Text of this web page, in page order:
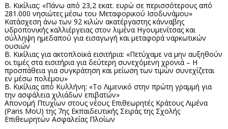
Β. Κικίλιας: «Πάνω από 23,2 εκατ. ευρώ σε περισσότερους από
281.000 νησιώτες μέσω του Μεταφορικού Ισοδυνάμου»
Κατάσχεση άνω των 92 κιλών ακατέργαστης κάνναβης
υδροπονικής καλλιέργειας στον λιμένα Ηγουμενίτσας και
σύλληψη ημεδαπού για εισαγωγή και μεταφορά ναρκωτικών
ουσιών
Β. Κικίλιας για ακτοπλοϊκά εισιτήρια: «Πετύχαμε να μην αυξηθούν
οι τιμές στα εισιτήρια για δεύτερη συνεχόμενη χρονιά – Η
προσπάθεια για συγκράτηση και μείωση των τιμών συνεχίζεται
εν μέσω πολέμου»
Β. Κικίλιας από Κυλλήνη: «Το Λιμενικό στην πρώτη γραμμή για
την ασφάλεια χιλιάδων επιβατών»
Απονομή Πτυχίων στους νέους Επιθεωρητές Κράτους Λιμένα
(Paris MoU) της 7ης Εκπαιδευτικής Σειράς της Σχολής
Επιθεωρητών Ασφαλείας Πλοίων